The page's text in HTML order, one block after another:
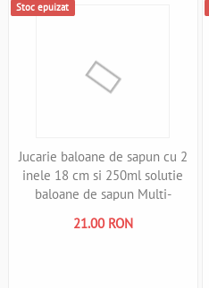
Stoc epuizat
Jucarie baloane de sapun cu 2
inele 18 cm si 250ml solutie
baloane de sapun Multi-
STPX580 B39018279
21.00 RON